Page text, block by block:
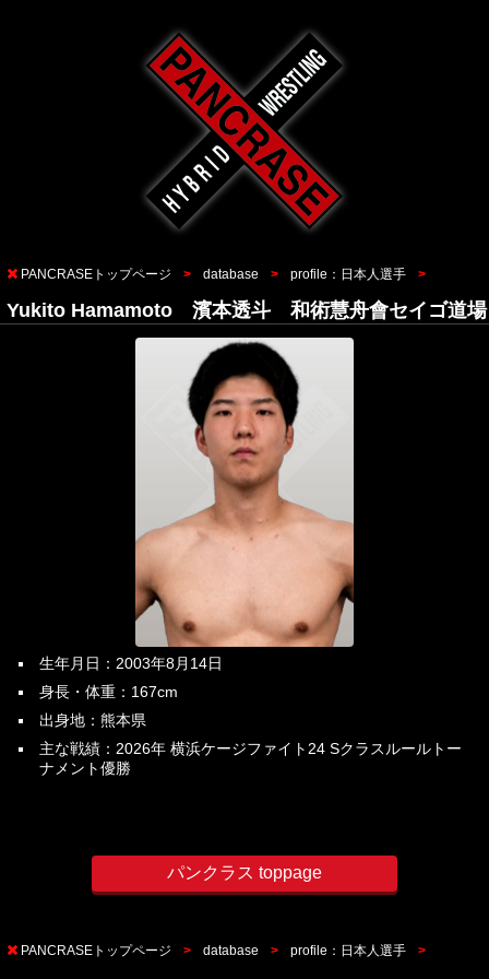
PANCRASEトップページ database profile：日本人選手
Yukito Hamamoto 濱本透斗 和術慧舟會セイゴ道場
生年月日：2003年8月14日
身長・体重：167cm
出身地：熊本県
主な戦績：2026年 横浜ケージファイト24 Sクラスルールトー
ナメント優勝
パンクラス toppage
PANCRASEトップページ database profile：日本人選手